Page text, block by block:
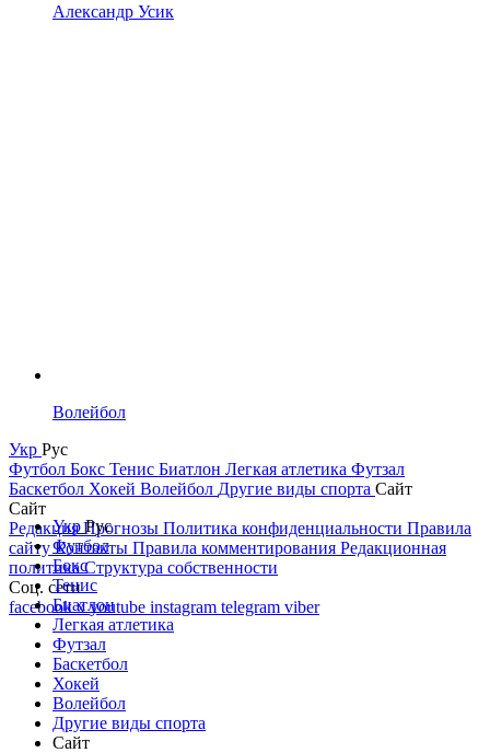
Александр Усик
Волейбол
Укр Рус
Футбол Бокс Тенис Биатлон Легкая атлетика Футзал
Баскетбол Хокей Волейбол Другие виды спорта Сайт
Сайт
РедакцияПрогнозы Политика конфиденциальности Правила
сайтуКонтакты Правила комментирования Редакционная
политикаСтруктура собственности
Соц. сети
facebookxyoutube instagram telegram viber
УкрРус
Футбол
Бокс
Тенис
Биатлон
Легкая атлетика
Футзал
Баскетбол
Хокей
Волейбол
Другие виды спорта
Сайт